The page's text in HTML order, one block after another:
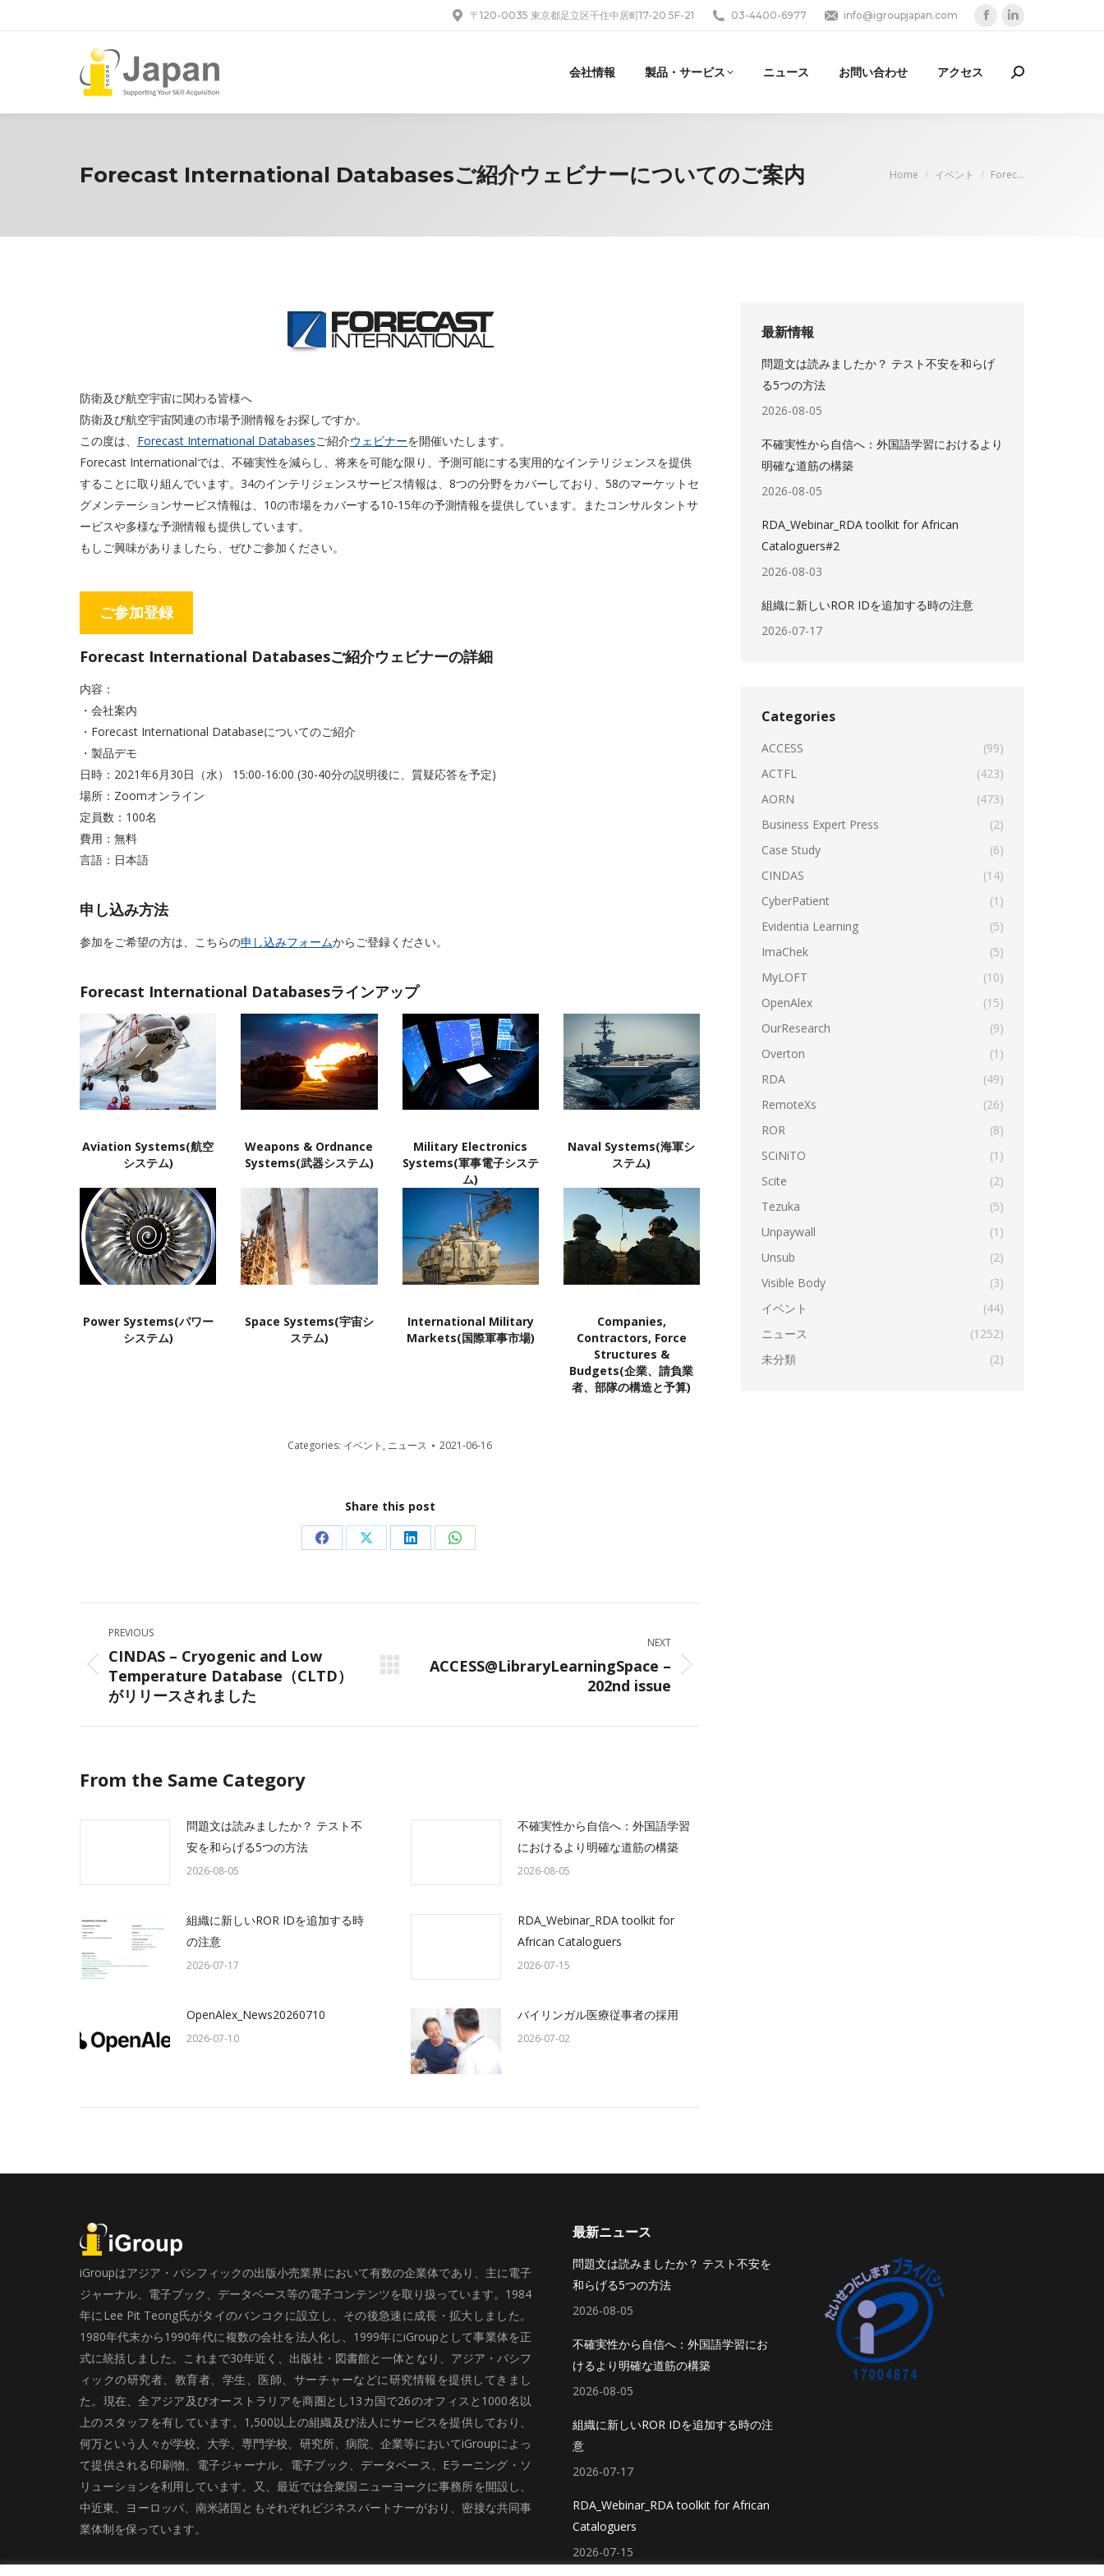
〒120-0035 東京都足立区千住中居町17-20 5F-21 03-4400-6977 info@igroupjapan.com
opensopens
会社情報 製品・サービス ニュース お問い合わせ アクセス Search:
Forecast International Databasesご紹介ウェビナーについてのご案内 You are here:
Home イベント Forec…
防衛及び航空宇宙に関わる皆様へ
防衛及び航空宇宙関連の市場予測情報をお探しですか。
この度は、 Forecast International Databasesご紹介ウェビナーを開催いたします。
Forecast Internationalでは、不確実性を減らし、将来を可能な限り、予測可能にする実用的なインテリジェンスを提供
することに取り組んでいます。34のインテリジェンスサービス情報は、8つの分野をカバーしており、58のマーケットセ
グメンテーションサービス情報は、10の市場をカバーする10-15年の予測情報を提供しています。またコンサルタントサ
ービスや多様な予測情報も提供しています。
もしご興味がありましたら、ぜひご参加ください。
ご参加登録
Forecast International Databasesご紹介ウェビナーの詳細
内容：
・会社案内
・Forecast International Databaseについてのご紹介
・製品デモ
日時：2021年6月30日（水） 15:00-16:00 (30-40分の説明後に、質疑応答を予定)
場所：Zoomオンライン
定員数：100名
費用：無料
言語：日本語
申し込み方法
参加をご希望の方は、こちらの申し込みフォームからご登録ください。
Forecast International Databasesラインアップ
Aviation Systems(航空
システム)
Weapons & Ordnance
Systems(武器システム)
Military Electronics
Systems(軍事電子システ
ム)
Naval Systems(海軍シ
ステム)
Power Systems(パワー
システム)
Space Systems(宇宙シ
ステム)
International Military
Markets(国際軍事市場)
Companies,
Contractors, Force
Structures &
Budgets(企業、請負業
者、部隊の構造と予算)
Categories: イベント , ニュース 2021-06-16
Share this post
Share
Facebook
Share
X
Share
LinkedIn
Share
WhatsApp
navigation
PREVIOUS
Previous
post:
CINDAS – Cryogenic and Low
Temperature Database（CLTD）
がリリースされました
NEXT
Next
ACCESS@LibraryLearningSpace –
202nd issue
From the Same Category
問題文は読みましたか？ テスト不
安を和らげる5つの方法
2026-08-05
不確実性から自信へ：外国語学習
におけるより明確な道筋の構築
2026-08-05
組織に新しいROR IDを追加する時
の注意
2026-07-17
RDA_Webinar_RDA toolkit for
African Cataloguers
2026-07-15
OpenAlex_News20260710
2026-07-10
バイリンガル医療従事者の採用
2026-07-02
最新情報
問題文は読みましたか？ テスト不安を和らげ
る5つの方法
2026-08-05
不確実性から自信へ：外国語学習におけるより
明確な道筋の構築
2026-08-05
RDA_Webinar_RDA toolkit for African
Cataloguers#2
2026-08-03
組織に新しいROR IDを追加する時の注意
2026-07-17
Categories
ACCESS
(99)
ACTFL
(423)
AORN
(473)
Business Expert Press
(2)
Case Study
(6)
CINDAS
(14)
CyberPatient
(1)
Evidentia Learning
(5)
ImaChek
(5)
MyLOFT
(10)
OpenAlex
(15)
OurResearch
(9)
Overton
(1)
RDA
(49)
RemoteXs
(26)
ROR
(8)
SCiNiTO
(1)
Scite
(2)
Tezuka
(5)
Unpaywall
(1)
Unsub
(2)
Visible Body
(3)
イベント
(44)
ニュース
(1252)
未分類
(2)
iGroupはアジア・パシフィックの出版小売業界において有数の企業体であり、主に電子
ジャーナル、電子ブック、データベース等の電子コンテンツを取り扱っています。1984
年にLee Pit Teong氏がタイのバンコクに設立し、その後急速に成長・拡大しました。
1980年代末から1990年代に複数の会社を法人化し、1999年にiGroupとして事業体を正
式に統括しました。これまで30年近く、出版社・図書館と一体となり、アジア・パシフ
ィックの研究者、教育者、学生、医師、サーチャーなどに研究情報を提供してきまし
た。現在、全アジア及びオーストラリアを商圏とし13カ国で26のオフィスと1000名以
上のスタッフを有しています。1,500以上の組織及び法人にサービスを提供しており、
何万という人々が学校、大学、専門学校、研究所、病院、企業等においてiGroupによっ
て提供される印刷物、電子ジャーナル、電子ブック、データベース、Eラーニング・ソ
リューションを利用しています。又、最近では合衆国ニューヨークに事務所を開設し、
中近東、ヨーロッパ、南米諸国ともそれぞれビジネスパートナーがおり、密接な共同事
業体制を保っています。
最新ニュース
問題文は読みましたか？ テスト不安を
和らげる5つの方法
2026-08-05
不確実性から自信へ：外国語学習にお
けるより明確な道筋の構築
2026-08-05
組織に新しいROR IDを追加する時の注
意
2026-07-17
RDA_Webinar_RDA toolkit for African
Cataloguers
2026-07-15